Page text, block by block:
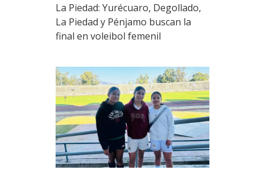
La Piedad: Yurécuaro, Degollado,
La Piedad y Pénjamo buscan la
final en voleibol femenil